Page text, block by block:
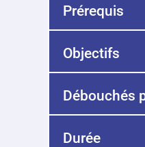
Prérequis
Objectifs
Débouchés
Durée